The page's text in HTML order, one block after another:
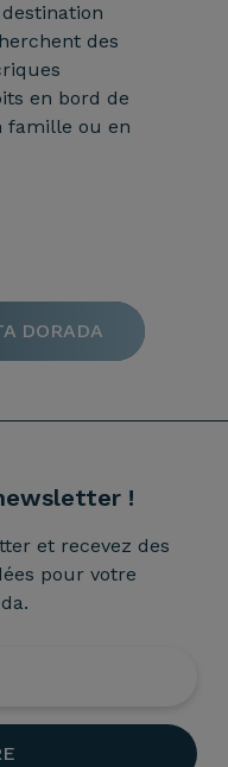
des
en bord de
famille ou en
DORADA
!
et recevez des
pour votre